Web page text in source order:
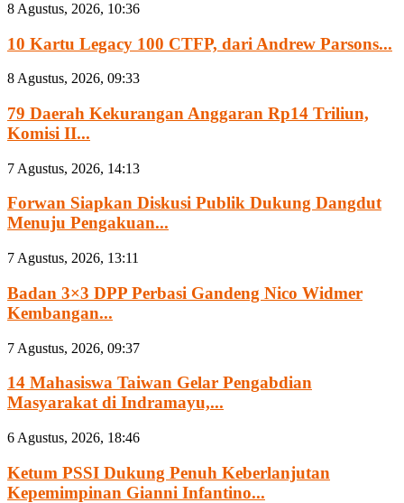
8 Agustus, 2026, 10:36
10 Kartu Legacy 100 CTFP, dari Andrew Parsons...
8 Agustus, 2026, 09:33
79 Daerah Kekurangan Anggaran Rp14 Triliun,
Komisi II...
7 Agustus, 2026, 14:13
Forwan Siapkan Diskusi Publik Dukung Dangdut
Menuju Pengakuan...
7 Agustus, 2026, 13:11
Badan 3×3 DPP Perbasi Gandeng Nico Widmer
Kembangan...
7 Agustus, 2026, 09:37
14 Mahasiswa Taiwan Gelar Pengabdian
Masyarakat di Indramayu,...
6 Agustus, 2026, 18:46
Ketum PSSI Dukung Penuh Keberlanjutan
Kepemimpinan Gianni Infantino...